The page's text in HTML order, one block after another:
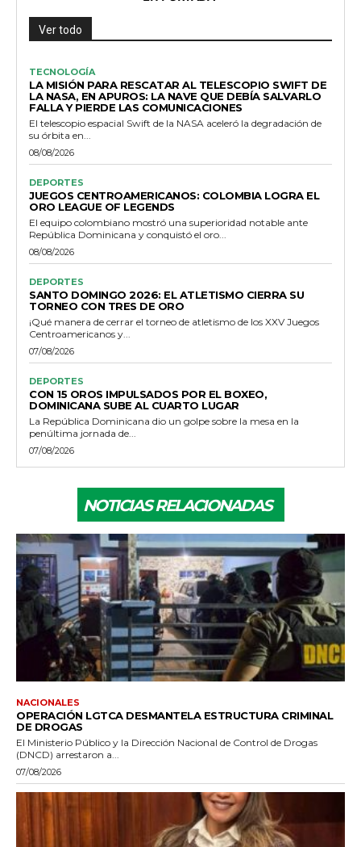
Ver todo
TECNOLOGÍA
LA MISIÓN PARA RESCATAR AL TELESCOPIO SWIFT DE
LA NASA, EN APUROS: LA NAVE QUE DEBÍA SALVARLO
FALLA Y PIERDE LAS COMUNICACIONES
El telescopio espacial Swift de la NASA aceleró la degradación de
su órbita en...
08/08/2026
DEPORTES
JUEGOS CENTROAMERICANOS: COLOMBIA LOGRA EL
ORO LEAGUE OF LEGENDS
El equipo colombiano mostró una superioridad notable ante
República Dominicana y conquistó el oro...
08/08/2026
DEPORTES
SANTO DOMINGO 2026: EL ATLETISMO CIERRA SU
TORNEO CON TRES DE ORO
¡Qué manera de cerrar el torneo de atletismo de los XXV Juegos
Centroamericanos y...
07/08/2026
DEPORTES
CON 15 OROS IMPULSADOS POR EL BOXEO,
DOMINICANA SUBE AL CUARTO LUGAR
La República Dominicana dio un golpe sobre la mesa en la
penúltima jornada de...
07/08/2026
NOTICIAS RELACIONADAS
NACIONALES
OPERACIÓN LGTCA DESMANTELA ESTRUCTURA CRIMINAL
DE DROGAS
El Ministerio Público y la Dirección Nacional de Control de Drogas
(DNCD) arrestaron a...
07/08/2026